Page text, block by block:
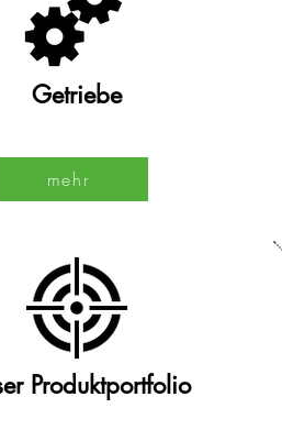
Getriebe
mehr
Produktportfolio